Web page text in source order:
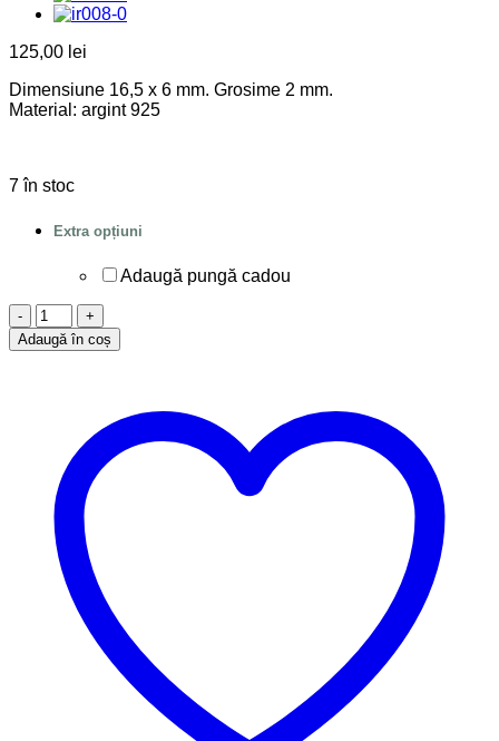
125,00 lei
Dimensiune 16,5 x 6 mm. Grosime 2 mm.
Material: argint 925
7 în stoc
Extra opțiuni
Adaugă pungă cadou
Cantitate
Inel
argint,
Adaugă în coș